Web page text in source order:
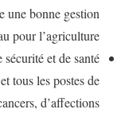
une bonne gestion
pour l’agriculture;
et de santé
tous les postes de
d’affections